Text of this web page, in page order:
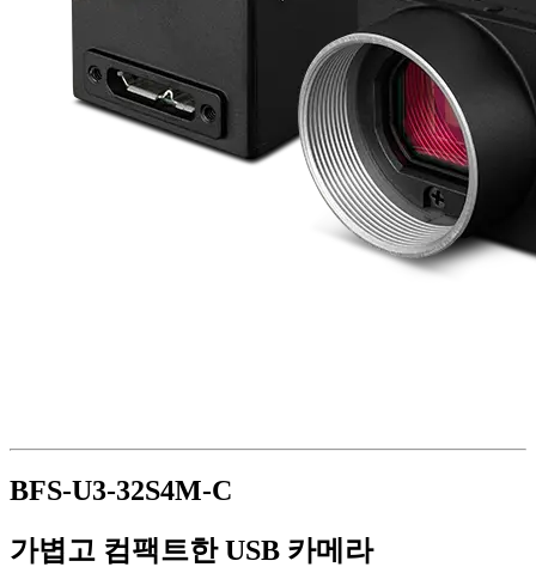
BFS-U3-32S4M-C
가볍고 컴팩트한 USB 카메라